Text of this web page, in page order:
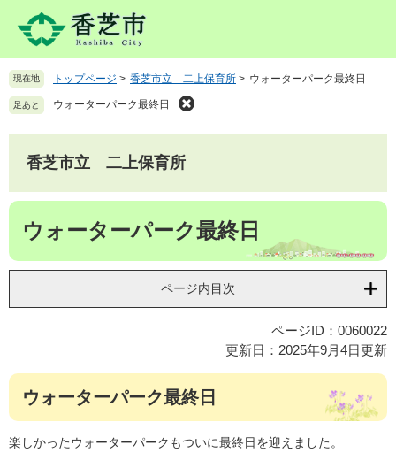
先
頭
す
を
飛
し
文
現在地 トップページ > 香芝市立 二上保育所 > ウォーターパーク最終日
足あと ウォーターパーク最終日
香芝市立 二上保育所
本
ウォーターパーク最終日
ページ内目次
ページID：0060022
更新日：2025年9月4日更新
ウォーターパーク最終日
楽しかったウォーターパークもついに最終日を迎えました。